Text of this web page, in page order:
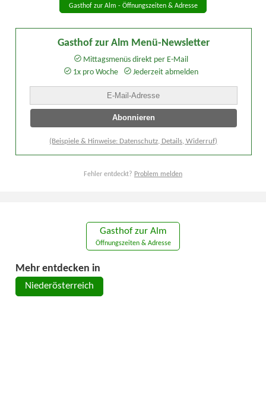
Gasthof zur Alm - Öffnungszeiten & Adresse
Gasthof zur Alm Menü-Newsletter
Mittagsmenüs direkt per E-Mail
1x pro Woche
Jederzeit abmelden
(Beispiele & Hinweise: Datenschutz, Details, Widerruf)
Fehler entdeckt? Problem melden
Gasthof zur Alm
Öffnungszeiten & Adresse
Mehr entdecken in
Niederösterreich